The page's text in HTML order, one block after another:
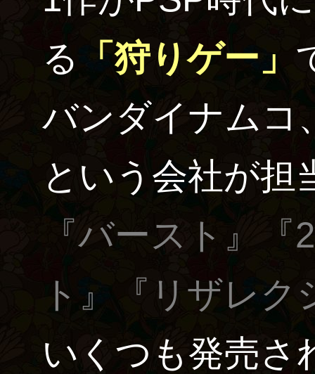
る
「狩りゲー」
バンダイナムコ
という会社が担
『バースト』
ト』『リザレク
いくつも発売さ